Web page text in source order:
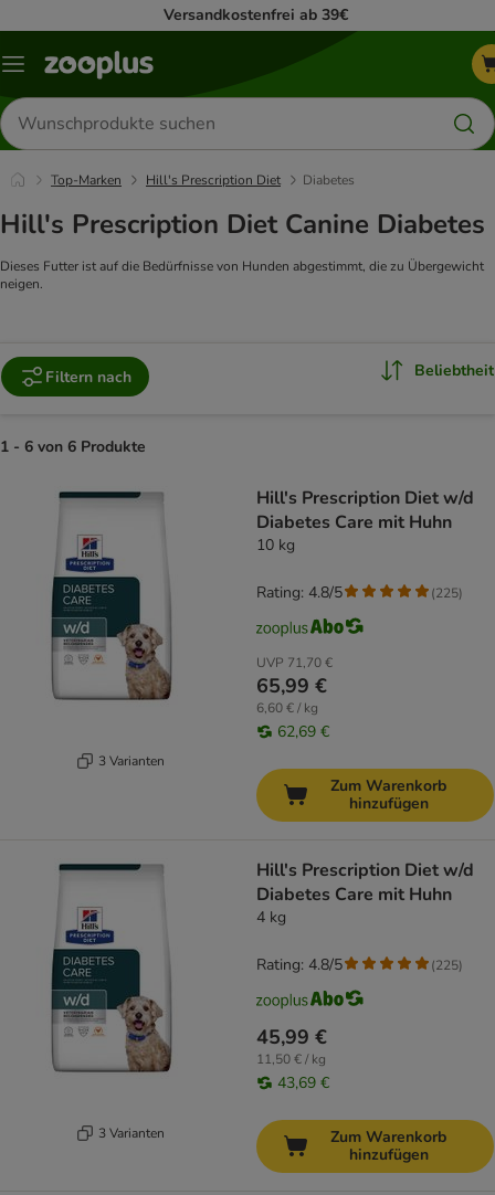
Versandkostenfrei ab 39€
Menü
Produkte
suchen
Top-Marken Hill's Prescription Diet Diabetes
Hill's Prescription Diet Canine Diabetes
Dieses Futter ist auf die Bedürfnisse von Hunden abgestimmt, die zu Übergewicht
neigen.
Filtern nach Beliebtheit
1 - 6 von 6 Produkte
3 Varianten
Hill's Prescription Diet w/d
Diabetes Care mit Huhn
10 kg
UVP 71,70 €
65,99 €
6,60 € / kg
62,69 €
Rating: 4.8/5 (225)
Zum Warenkorb
hinzufügen
3 Varianten
Hill's Prescription Diet w/d
Diabetes Care mit Huhn
4 kg
45,99 €
11,50 € / kg
43,69 €
Rating: 4.8/5 (225)
Zum Warenkorb
hinzufügen